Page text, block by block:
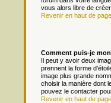
vous alors libre de
Revenir en haut de page
Comment puis-je
Il peut y avoir deux
prennent la forme
image plus grande
choisir la manière dont
pouvez le contacter
Revenir en haut de page